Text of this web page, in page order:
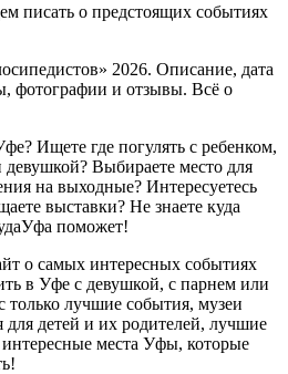
писать о предстоящих событиях
2026. Описание, дата
фотографии и отзывы. Всё о
Ищете где погулять с ребенком,
девушкой? Выбираете место для
на выходные? Интересуетесь
выставки? Не знаете куда
поможет!
о самых интересных событиях
в Уфе с девушкой, с парнем или
лучшие события, музеи
детей и их родителей, лучшие
места Уфы, которые